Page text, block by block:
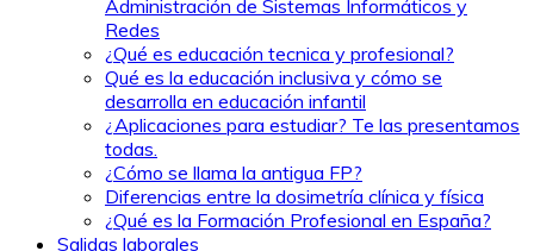
Administración de Sistemas Informáticos y
Redes
¿Qué es educación tecnica y profesional?
Qué es la educación inclusiva y cómo se
desarrolla en educación infantil
¿Aplicaciones para estudiar? Te las presentamos
todas.
¿Cómo se llama la antigua FP?
Diferencias entre la dosimetría clínica y física
¿Qué es la Formación Profesional en España?
Salidas laborales